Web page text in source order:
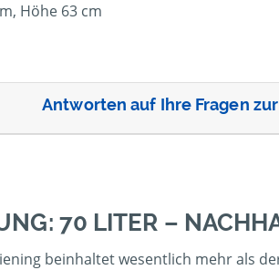
Höhe 63 cm
Antworten auf Ihre Fragen
70 LITER –
beinhaltet wesentlich mehr als